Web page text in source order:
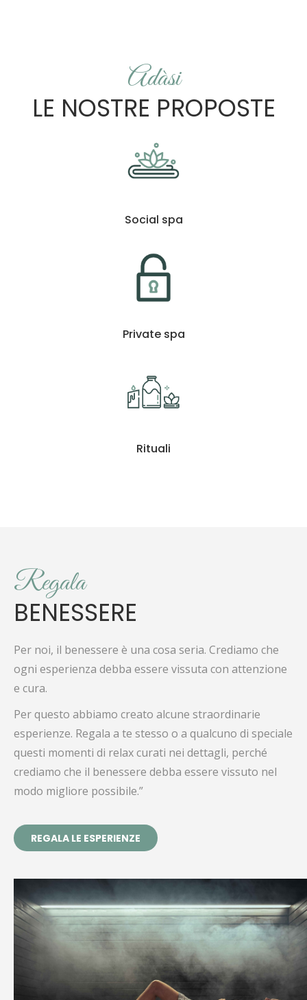
Adàsi
LE NOSTRE PROPOSTE
Social spa
Private spa
Rituali
Regala
BENESSERE
Per noi, il benessere è una cosa seria. Crediamo che
ogni esperienza debba essere vissuta con attenzione
e cura.
Per questo abbiamo creato alcune straordinarie
esperienze. Regala a te stesso o a qualcuno di speciale
questi momenti di relax curati nei dettagli, perché
crediamo che il benessere debba essere vissuto nel
modo migliore possibile.”
REGALA LE ESPERIENZE